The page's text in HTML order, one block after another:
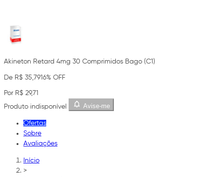
Akineton Retard 4mg 30 Comprimidos Bago (C1)
De R$ 35,7916% OFF
Por R$ 29,71
Produto indisponível
Avise-me
Ofertas
Sobre
Avaliações
Início
>